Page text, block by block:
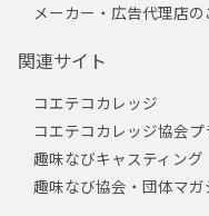
メーカー・広告代理店
関連サイト
コエテコカレッジ
コエテコカレッジ協会プ
趣味なびキャスティング
趣味なび協会・団体マガ